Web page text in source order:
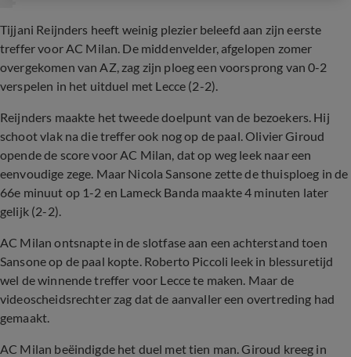
Tijjani Reijnders heeft weinig plezier beleefd aan zijn eerste
treffer voor AC Milan. De middenvelder, afgelopen zomer
overgekomen van AZ, zag zijn ploeg een voorsprong van 0-2
verspelen in het uitduel met Lecce (2-2).
Reijnders maakte het tweede doelpunt van de bezoekers. Hij
schoot vlak na die treffer ook nog op de paal. Olivier Giroud
opende de score voor AC Milan, dat op weg leek naar een
eenvoudige zege. Maar Nicola Sansone zette de thuisploeg in de
66e minuut op 1-2 en Lameck Banda maakte 4 minuten later
gelijk (2-2).
AC Milan ontsnapte in de slotfase aan een achterstand toen
Sansone op de paal kopte. Roberto Piccoli leek in blessuretijd
wel de winnende treffer voor Lecce te maken. Maar de
videoscheidsrechter zag dat de aanvaller een overtreding had
gemaakt.
AC Milan beëindigde het duel met tien man. Giroud kreeg in